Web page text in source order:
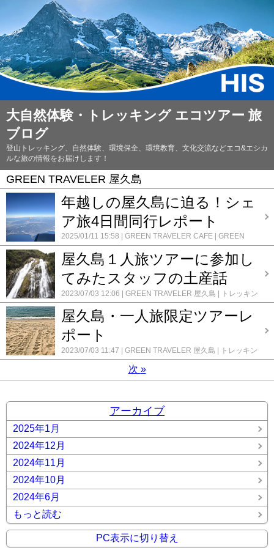
大自然体験・トレッキング エコツアー 旅
ブログ
登山トレッキング、自然体験、環境保全、環境教育、文化交流などエコ&エシカ
ルな旅の情報をお届けします！
GREEN TRAVELER 屋久島
年越しの屋久島に迫る！シェ
ア旅4日間同行レポート
2025/01/11 15:58 GREEN TRAVELER CAFE
GREEN
TRAVELER 屋久島
屋久島 年末年始 添乗・同行レポート
屋久島１人旅ツアーに参加し
てみたスタッフの土産話
2023/07/03 12:06 GREEN TRAVELER 屋久島
トレッキン
グ
屋久島 登山・トレッキング コメント(0)
屋久島・一人旅限定ツアーレ
ポート
2023/07/03 11:47 GREEN TRAVELER 屋久島
トレッキン
グ
屋久島 登山・トレッキング コメント(0)
次 »
アーカイブ
2025年1月
2024年12月
2024年11月
2024年10月
2024年6月
もっと読む
PC表示に切り替え